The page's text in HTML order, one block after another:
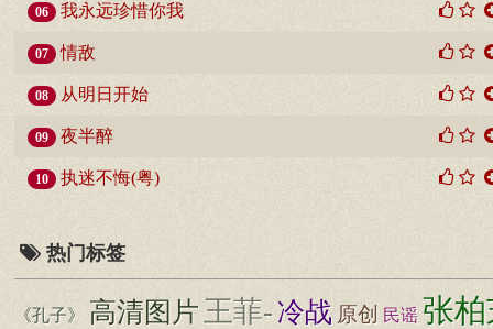
06 我永远珍惜你我
07 情敌
08 从明日开始
09 夜半醉
10 执迷不悔(粤)
热门标签
《孔子》 高清图片王菲-冷战 原创 民谣 张